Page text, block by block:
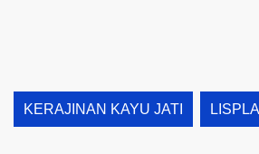
KERAJINAN KAYU JATI